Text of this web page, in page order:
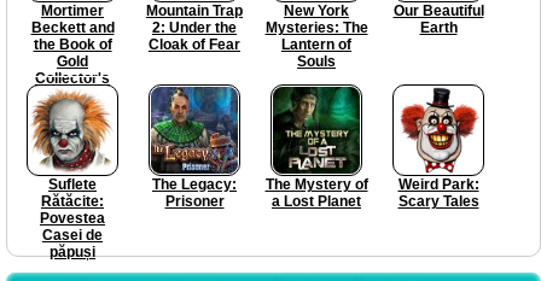
Mortimer
Beckett and
the Book of
Gold
Collector's
Edition
Mountain Trap
2: Under the
Cloak of Fear
New York
Mysteries: The
Lantern of
Souls
Our Beautiful
Earth
Suflete
Rătăcite:
Povestea
Casei de
păpuși
The Legacy:
Prisoner
The Mystery of
a Lost Planet
Weird Park:
Scary Tales